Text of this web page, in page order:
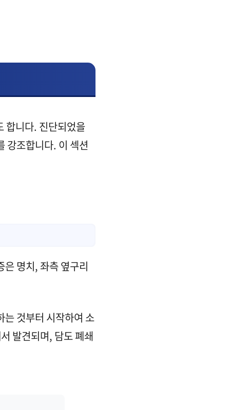
합니다. 진단되었을
강조합니다. 이 섹션
명치, 좌측 옆구리
는 것부터 시작하여 소
발견되며, 담도 폐쇄